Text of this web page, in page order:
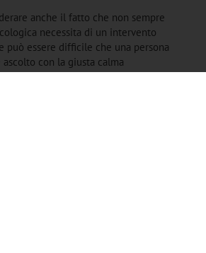
anche il fatto che non sempre
necessita di un intervento
può essere difficile che una persona
con la giusta calma
degli ospedali.
non medicalizzato e cosa vuol dire?
punta l’attenzione verso il
il sintomo è l’espressione della
vuole invece
funziona
l’accoglienza tempestiva della crisi e
tecniche di biohacking, meditazione,
gli operatori facilitano insieme
emotiva e lo sviluppo risorse
e gestire le emozioni.